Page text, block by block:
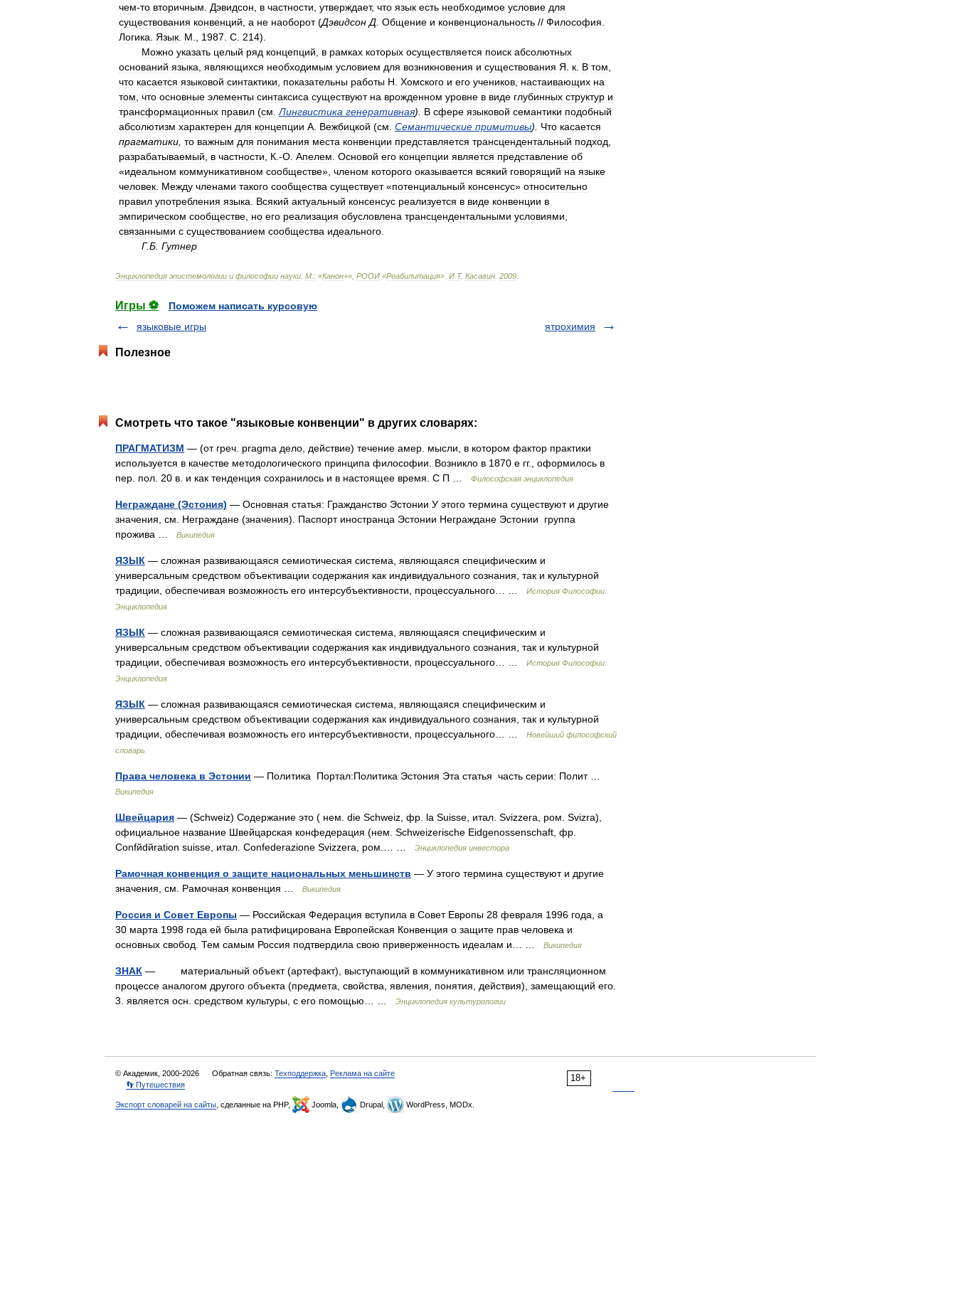
чем-то вторичным Дэвидсон в частности утверждает, что язык есть необходимое условие для
существования конвенций а не наоборот(Дэвидсон Д Общение и конвенциональность // Философия
Логика
Язык М 1987 С 214).
Можно указать целый ряд концепций в рамках которых осуществляется поиск абсолютных
оснований языка являющихся необходимым условием для возникновения и существования Я к В том
что касается языковой синтактики показательны работы Н Хомского и его учеников настаивающих на
том что основные элементы синтаксиса существуют на врожденном уровне в виде глубинных структур и
трансформационных правил (см Лингвистика генеративная). В сфере языковой семантики подобный
абсолютизм характерен для концепции А Вежбицкой (см Семантические примитивы). Что касается
прагматики то важным для понимания места конвенции представляется трансцендентальный подход
разрабатываемый
в частности К .-О Апелем Основой его концепции является представление об
«идеальном коммуникативном сообществе», членом которого оказывается всякий говорящий на языке
человек Между членами такого сообщества существует«потенциальный консенсус» относительно
правил употребления языка Всякий актуальный консенсус реализуется в виде конвенции в
эмпирическом сообществе но его реализация обусловлена трансцендентальными условиями
связанными с существованием сообщества идеального
Г.Б Гутнер
Энциклопедия эпистемологии и философии науки М : «Канон+», РООИ «Реабилитация» И Т. Касавин 2009
Игры ⚽
Поможем написать курсовую
языковые игры
ятрохимия
Полезное
Смотреть что такое "языковые конвенции" в других словарях:
ПРАГМАТИЗМ — (от греч. pragma дело, действие) течение амер. мысли, в котором фактор практики
используется в качестве методологического принципа философии. Возникло в 1870 е гг., оформилось в
пер. пол. 20 в. и как тенденция сохранилось и в настоящее время. С П …
Философская энциклопедия
Неграждане (Эстония) — Основная статья: Гражданство Эстонии У этого термина существуют и другие
значения, см. Неграждане (значения). Паспорт иностранца Эстонии Неграждане Эстонии группа
прожива …
Википедия
ЯЗЫК — сложная развивающаяся семиотическая система, являющаяся специфическим и
универсальным средством объективации содержания как индивидуального сознания, так и культурной
традиции, обеспечивая возможность его интерсубъективности, процессуального… …
История Философии:
Энциклопедия
ЯЗЫК — сложная развивающаяся семиотическая система, являющаяся специфическим и
универсальным средством объективации содержания как индивидуального сознания, так и культурной
традиции, обеспечивая возможность его интерсубъективности, процессуального… …
История Философии:
Энциклопедия
ЯЗЫК — сложная развивающаяся семиотическая система, являющаяся специфическим и
универсальным средством объективации содержания как индивидуального сознания, так и культурной
традиции, обеспечивая возможность его интерсубъективности, процессуального… …
Новейший философский
словарь
Права человека в Эстонии — Политика Портал:Политика Эстония Эта статья часть серии: Полит …
Википедия
Швейцария — (Schweiz) Содержание это ( нем. die Schweiz, фр. la Suisse, итал. Svizzera, ром. Svizra),
официальное название Швейцарская конфедерация (нем. Schweizerische Eidgenossenschaft, фр.
Confйdйration suisse, итал. Confederazione Svizzera, ром.… …
Энциклопедия инвестора
Рамочная конвенция о защите национальных меньшинств — У этого термина существуют и другие
значения, см. Рамочная конвенция …
Википедия
Россия и Совет Европы — Российская Федерация вступила в Совет Европы 28 февраля 1996 года, а
30 марта 1998 года ей была ратифицирована Европейская Конвенция о защите прав человека и
основных свобод. Тем самым Россия подтвердила свою приверженность идеалам и… …
Википедия
ЗНАК — материальный объект (артефакт), выступающий в коммуникативном или трансляционном
процессе аналогом другого объекта (предмета, свойства, явления, понятия, действия), замещающий его.
3. является осн. средством культуры, с его помощью… …
Энциклопедия культурологии
18+
© Академик, 2000-2026 Обратная связь: Техподдержка Реклама на сайте
👣 Путешествия
Экспорт словарей на сайты , сделанные на PHP, Joomla, Drupal, WordPress, MODx.